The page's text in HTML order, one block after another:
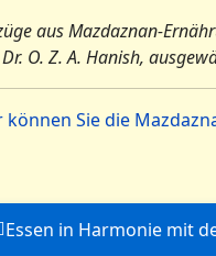
aus Mazdaznan-
O. Z. A. Hanish,
können Sie die
Essen in Harmonie mit